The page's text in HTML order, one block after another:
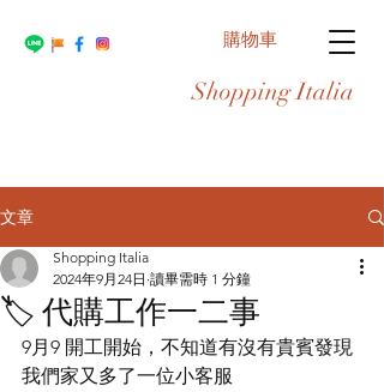
購物車
Shopping Italia
文章
🏷️ 代購工作一二事
Shopping Italia
2024年9月24日 讀畢需時 1 分鐘
9月9 開工開始，不知道有沒有貴賓發現
我們家又多了一位小客服